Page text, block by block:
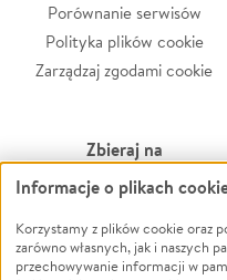
Porównanie serwisów
Polityka plików cookie
Zarządzaj zgodami cookie
Zbieraj na
Leczenie
Zwierzęta
Pożar
Informacje o plikach
Korzystamy z plików cookie oraz
zarówno własnych, jak i naszych
przechowywanie informacji w